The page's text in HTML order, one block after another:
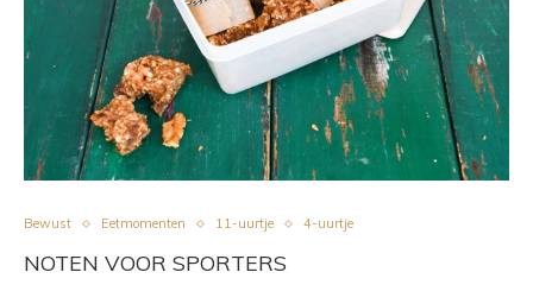
Bewust Eetmomenten 11-uurtje 4-uurtje
NOTEN VOOR SPORTERS